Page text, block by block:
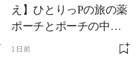
え】ひとりっPの旅の薬
ポーチとポーチの中身
を初公開！ 本当に使え
1日前